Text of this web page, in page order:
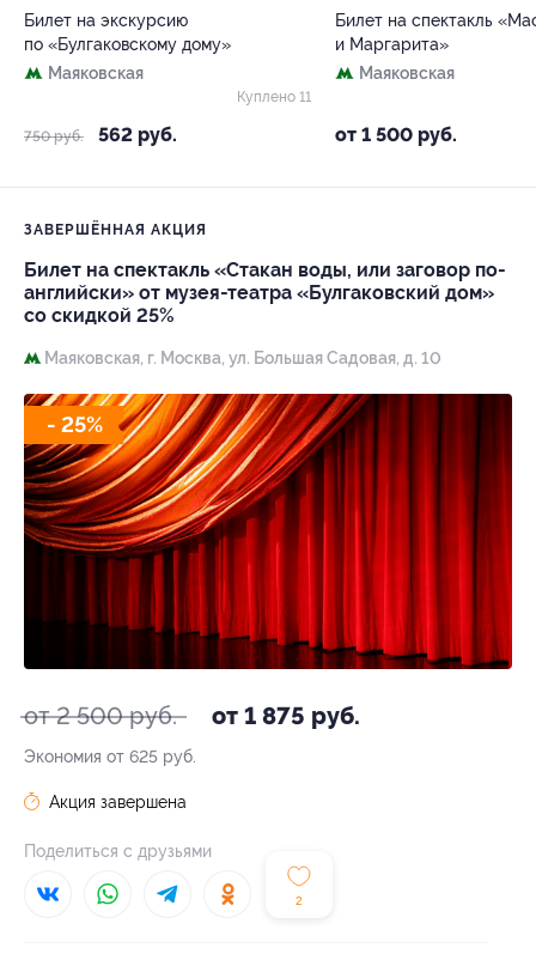
Билет на экскурсию
по «Булгаковскому дому»
Маяковская
750 руб. 562 руб.
Куплено 11
Билет на спектакль
и Маргарита»
Маяковская
от 1 500 руб.
ЗАВЕРШЁННАЯ АКЦИЯ
Билет на спектакль «Стакан воды, или заговор по-
английски» от музея-театра «Булгаковский дом»
со скидкой 25%
Маяковская, г. Москва, ул. Большая Садовая, д. 10
- 25%
от 2 500 руб. от 1 875 руб.
Экономия от 625 руб.
2
Акция завершена
Поделиться с друзьями